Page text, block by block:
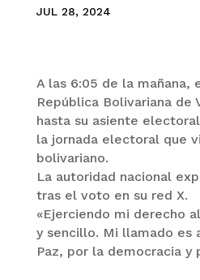
JUL 28, 2024
A las 6:05 de la mañana,
República Bolivariana de
hasta su asiente
la jornada electoral que
bolivariano.
La autoridad nacional
tras el voto en su red X.
«Ejerciendo mi derecho
y sencillo. Mi llamado es
Paz, por la democracia y